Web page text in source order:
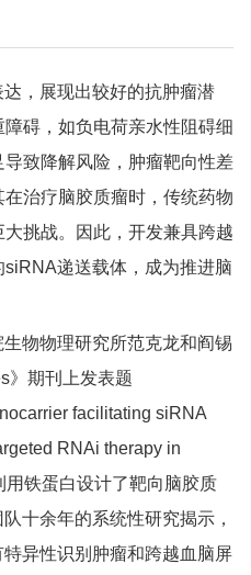
，展现出较好的抗肿瘤潜
碍，如负电荷亲水性阻碍细
致降解风险，肿瘤靶向性差
治疗脑胶质瘤时，传统药物
挑战。因此，开发兼具跨越
递送载体，成为推进脑
物物理研究所范克龙和阎锡
》期刊上发表题
facilitating siRNA
RNAi therapy in
铁蛋白设计了靶向脑胶质
十余年的系统性研究揭示，
异性识别肿瘤和跨越血脑屏